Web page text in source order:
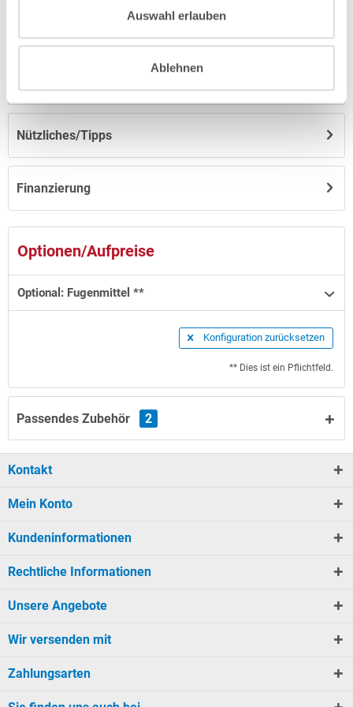
Auswahl erlauben
Ablehnen
Finanzierung
Nützliches/Tipps
Optionen/Aufpreise
Optional: Fugenmittel **
Konfiguration zurücksetzen
** Dies ist ein Pflichtfeld.
Passendes Zubehör 2
Kontakt
Mein Konto
Kundeninformationen
Rechtliche Informationen
Unsere Angebote
Wir versenden mit
Zahlungsarten